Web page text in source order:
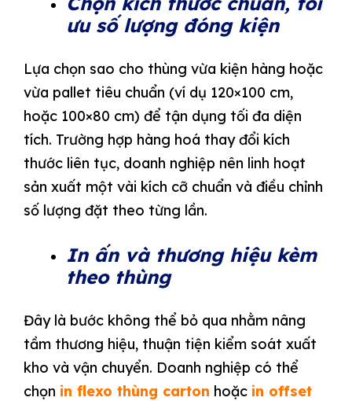
ưu số lượng đóng kiện
Lựa chọn sao cho thùng vừa kiện hàng hoặc
vừa pallet tiêu chuẩn (ví dụ 120×100 cm,
hoặc 100×80 cm) để tận dụng tối đa diện
tích. Trường hợp hàng hoá thay đổi kích
thước liên tục, doanh nghiệp nên linh hoạt
sản xuất một vài kích cỡ chuẩn và điều chỉnh
số lượng đặt theo từng lần.
In ấn và thương hiệu kèm
theo thùng
Đây là bước không thể bỏ qua nhằm nâng
tầm thương hiệu, thuận tiện kiểm soát xuất
kho và vận chuyển. Doanh nghiệp có thể
chọn in flexo thùng carton hoặc in offset